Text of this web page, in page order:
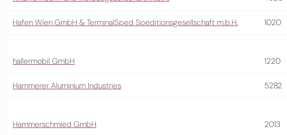
Hafen Wien GmbH & TerminalSped Speditionsgesellschaft m.b.H. 1020
hallermobil GmbH 1220
Hammerer Aluminium Industries 5282
Hammerschmied GmbH 2013